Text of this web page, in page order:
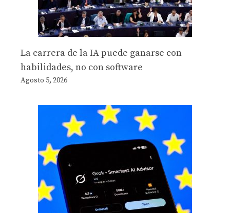
La carrera de la IA puede ganarse con
habilidades, no con software
Agosto 5, 2026